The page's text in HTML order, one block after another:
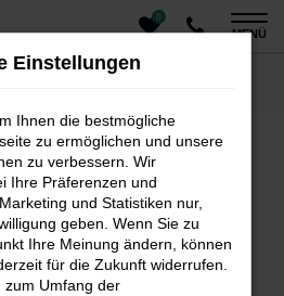
0
MENÜ
Error
aufgetreten.
die dir helfen können:
und deine
Einstellungen
Ihnen die bestmögliche
zu ermöglichen und unsere
zu verbessern. Wir
Ihre Präferenzen und
und Statistiken nur,
geben. Wenn Sie zu
Ihre Meinung ändern, können
für die Zukunft widerrufen.
zum Umfang der